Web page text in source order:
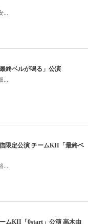
終ベルが鳴る」公演
限定公演 チームKII「最終ベ
ムKII「0start」公演 高木由